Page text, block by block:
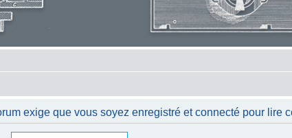
exige que vous soyez enregistré et connecté pour lire